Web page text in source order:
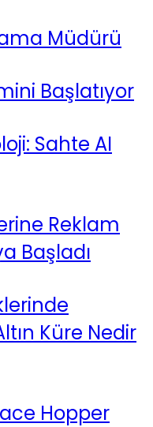
Müdürü
Başlatıyor
Sahte AI
Reklam
Başladı
Küre Nedir
Hopper